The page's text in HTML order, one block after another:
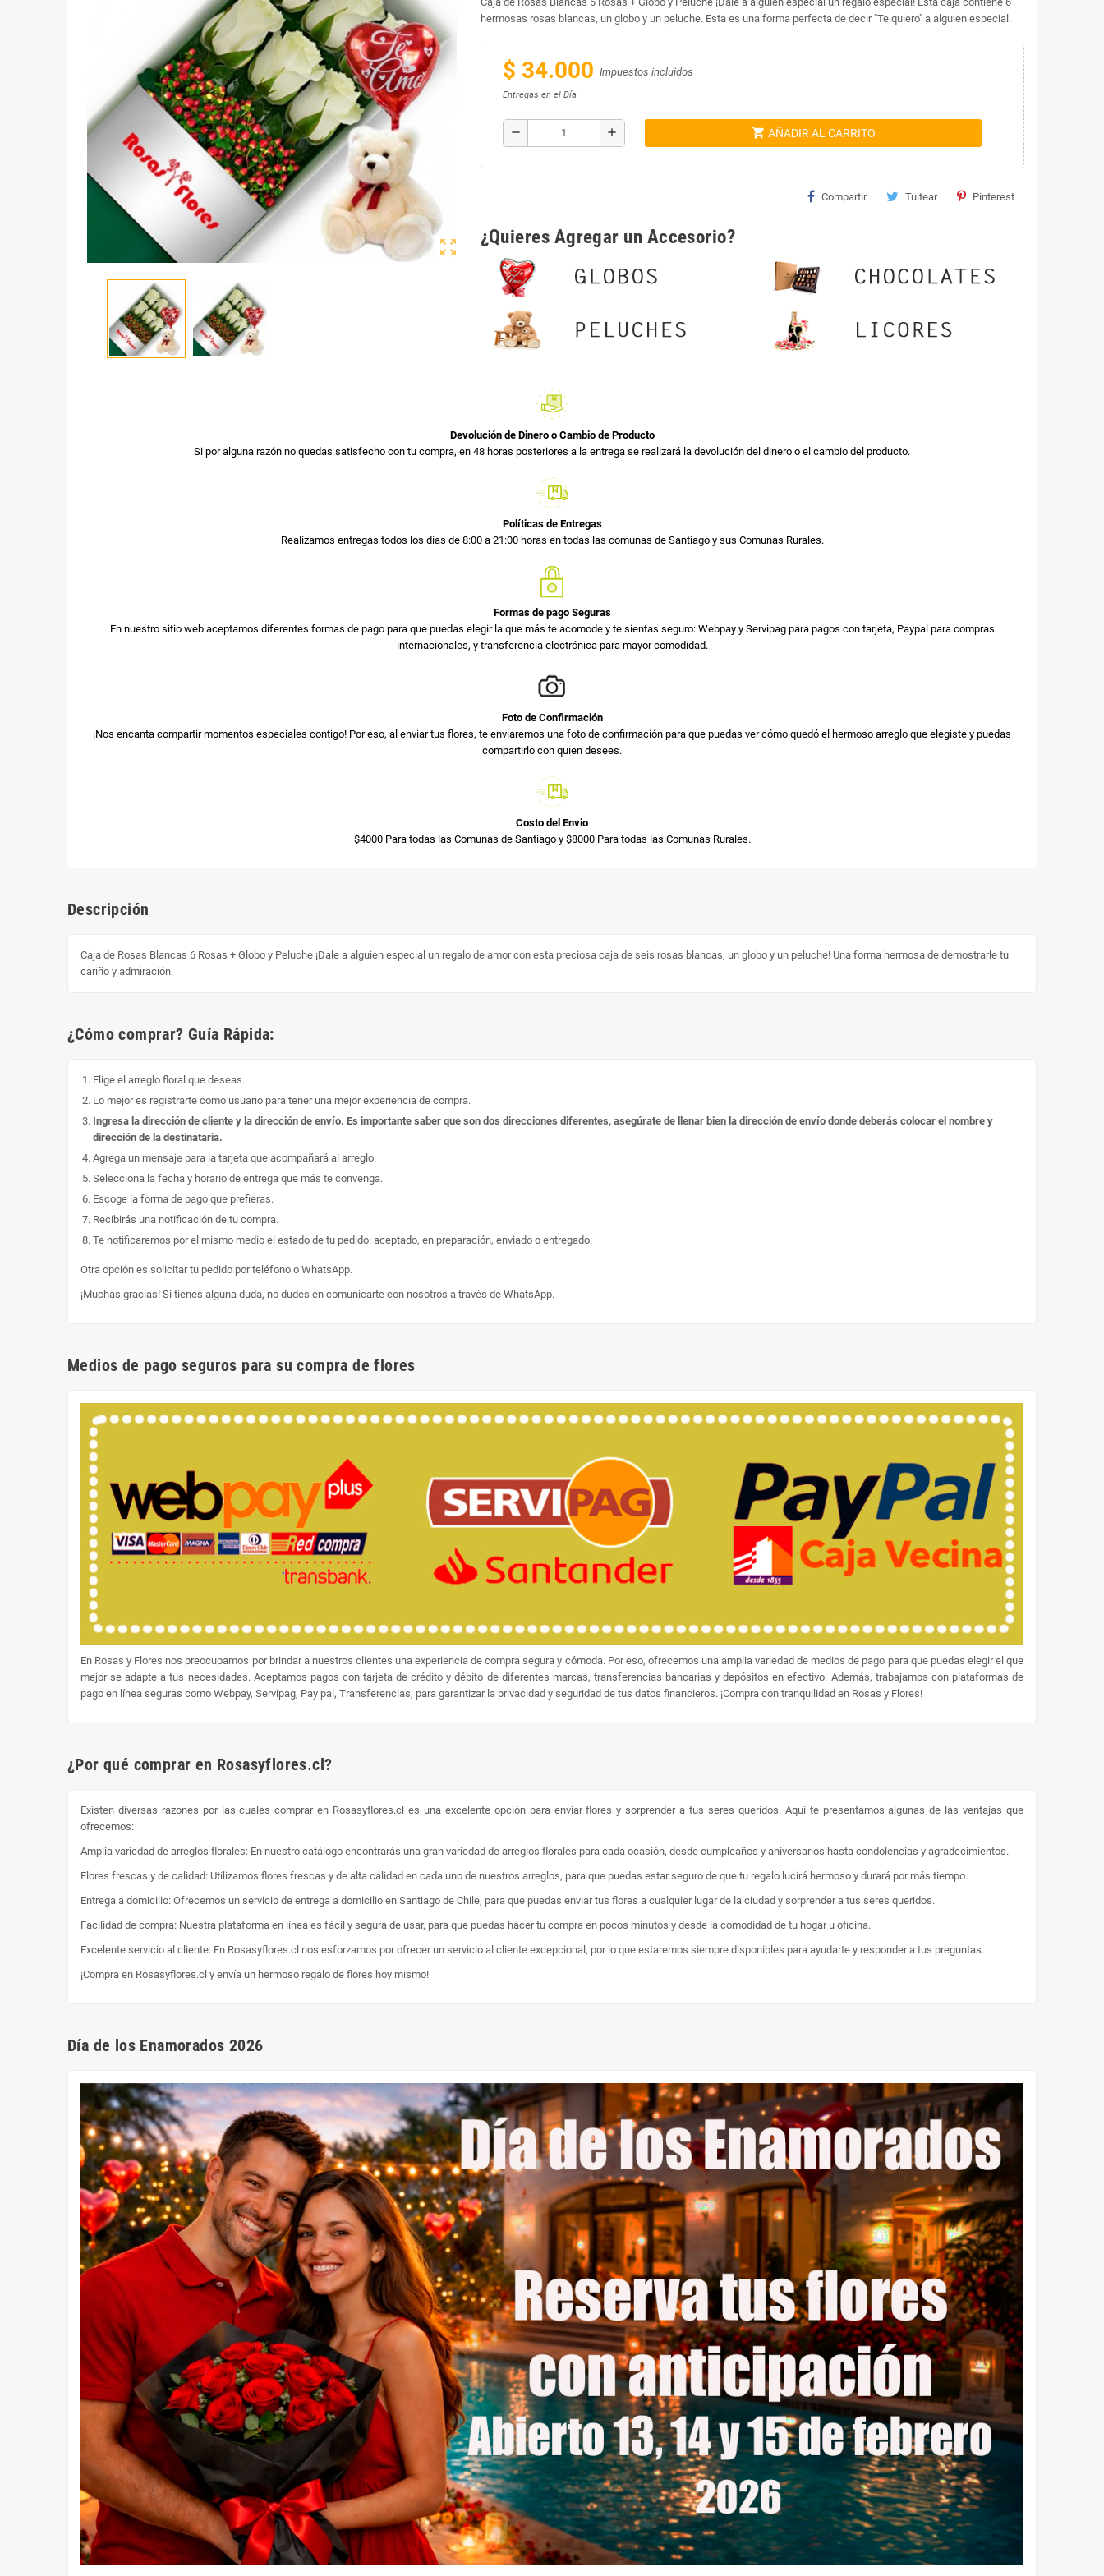
zoom_out_map
hermosas rosas blancas, un globo y un peluche. Esta es una forma perfecta de decir "Te quiero" a alguien especial.
$ 34.000 Impuestos incluidos
Entregas en el Día
remove add shopping_cart AÑADIR AL CARRITO
Compartir Tuitear Pinterest
¿Quieres Agregar un Accesorio?
Devolución de Dinero o Cambio de Producto
Si por alguna razón no quedas satisfecho con tu compra, en 48 horas posteriores a la entrega se realizará la devolución del dinero o el cambio del producto.
Políticas de Entregas
Realizamos entregas todos los días de 8:00 a 21:00 horas en todas las comunas de Santiago y sus Comunas Rurales.
Formas de pago Seguras
En nuestro sitio web aceptamos diferentes formas de pago para que puedas elegir la que más te acomode y te sientas seguro: Webpay y Servipag para pagos con tarjeta, Paypal para compras
internacionales, y transferencia electrónica para mayor comodidad.
Foto de Confirmación
¡Nos encanta compartir momentos especiales contigo! Por eso, al enviar tus flores, te enviaremos una foto de confirmación para que puedas ver cómo quedó el hermoso arreglo que elegiste y puedas
compartirlo con quien desees.
Costo del Envio
$4000 Para todas las Comunas de Santiago y $8000 Para todas las Comunas Rurales.
Descripción
Caja de Rosas Blancas 6 Rosas + Globo y Peluche ¡Dale a alguien especial un regalo de amor con esta preciosa caja de seis rosas blancas, un globo y un peluche! Una forma hermosa de demostrarle tu
cariño y admiración.
¿Cómo comprar? Guía Rápida:
Elige el arreglo floral que deseas.
Lo mejor es registrarte como usuario para tener una mejor experiencia de compra.
Ingresa la dirección de cliente y la dirección de envío. Es importante saber que son dos direcciones diferentes, asegúrate de llenar bien la dirección de envío donde deberás colocar el nombre y
dirección de la destinataria.
Agrega un mensaje para la tarjeta que acompañará al arreglo.
Selecciona la fecha y horario de entrega que más te convenga.
Escoge la forma de pago que prefieras.
Recibirás una notificación de tu compra.
Te notificaremos por el mismo medio el estado de tu pedido: aceptado, en preparación, enviado o entregado.
Otra opción es solicitar tu pedido por teléfono o WhatsApp.
¡Muchas gracias! Si tienes alguna duda, no dudes en comunicarte con nosotros a través de WhatsApp.
Medios de pago seguros para su compra de flores
En Rosas y Flores nos preocupamos por brindar a nuestros clientes una experiencia de compra segura y cómoda. Por eso, ofrecemos una amplia variedad de medios de pago para que puedas elegir el que
mejor se adapte a tus necesidades. Aceptamos pagos con tarjeta de crédito y débito de diferentes marcas, transferencias bancarias y depósitos en efectivo. Además, trabajamos con plataformas de
pago en línea seguras como Webpay, Servipag, Pay pal, Transferencias, para garantizar la privacidad y seguridad de tus datos financieros. ¡Compra con tranquilidad en Rosas y Flores!
¿Por qué comprar en Rosasyflores.cl?
Existen diversas razones por las cuales comprar en Rosasyflores.cl es una excelente opción para enviar flores y sorprender a tus seres queridos. Aquí te presentamos algunas de las ventajas que
ofrecemos:
Amplia variedad de arreglos florales: En nuestro catálogo encontrarás una gran variedad de arreglos florales para cada ocasión, desde cumpleaños y aniversarios hasta condolencias y agradecimientos.
Flores frescas y de calidad: Utilizamos flores frescas y de alta calidad en cada uno de nuestros arreglos, para que puedas estar seguro de que tu regalo lucirá hermoso y durará por más tiempo.
Entrega a domicilio: Ofrecemos un servicio de entrega a domicilio en Santiago de Chile, para que puedas enviar tus flores a cualquier lugar de la ciudad y sorprender a tus seres queridos.
Facilidad de compra: Nuestra plataforma en línea es fácil y segura de usar, para que puedas hacer tu compra en pocos minutos y desde la comodidad de tu hogar u oficina.
Excelente servicio al cliente: En Rosasyflores.cl nos esforzamos por ofrecer un servicio al cliente excepcional, por lo que estaremos siempre disponibles para ayudarte y responder a tus preguntas.
¡Compra en Rosasyflores.cl y envía un hermoso regalo de flores hoy mismo!
Día de los Enamorados 2026